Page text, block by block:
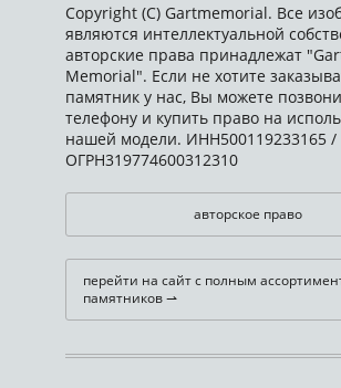
Copyright (C) Gartmemorial. Все
являются интеллектуальной
авторские права принадлежат
Memorial". Если не хотите
памятник у нас, Вы можете
телефону и купить право на
нашей модели. ИНН500119233165 /
ОГРН319774600312310
авторское право
перейти на сайт с полным
памятников ⇀